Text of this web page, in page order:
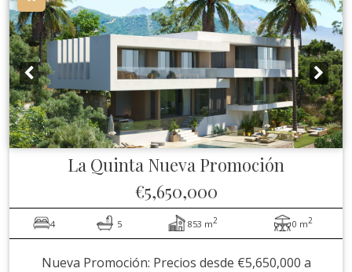
La Quinta Nueva Promoción
€5,650,000
4 5 853 m2 0 m2
Nueva Promoción: Precios desde €5,650,000 a